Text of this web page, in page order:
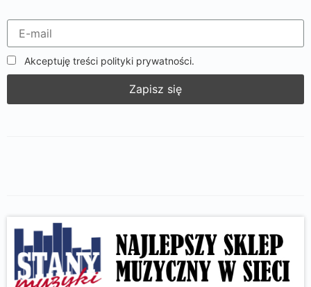
Akceptuję treści polityki prywatności.